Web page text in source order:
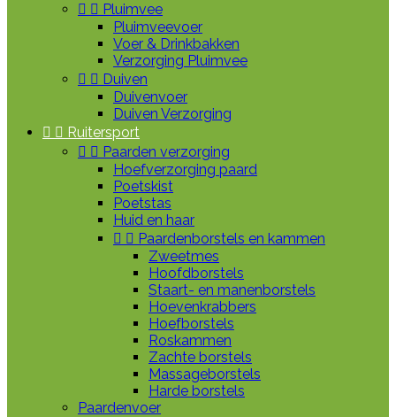
  Pluimvee
Pluimveevoer
Voer & Drinkbakken
Verzorging Pluimvee
  Duiven
Duivenvoer
Duiven Verzorging
  Ruitersport
  Paarden verzorging
Hoefverzorging paard
Poetskist
Poetstas
Huid en haar
  Paardenborstels en kammen
Zweetmes
Hoofdborstels
Staart- en manenborstels
Hoevenkrabbers
Hoefborstels
Roskammen
Zachte borstels
Massageborstels
Harde borstels
Paardenvoer